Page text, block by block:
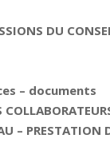
DU
– documents
– PRESTATION